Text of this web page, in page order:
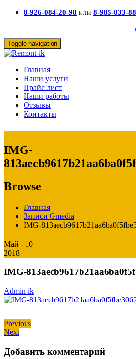
8-926-084-20-98 или 8-985-033-
Toggle navigation
Главная
Наши услуги
Прайс лист
Наши работы
Отзывы
Контакты
IMG-
Browse
Главная
Записи Gmedia
IMG-
Май - 10
2018
IMG-
Admin-ik
Навигация
по
записям
PreviousPrevious
NextNext
Добавить комментарий